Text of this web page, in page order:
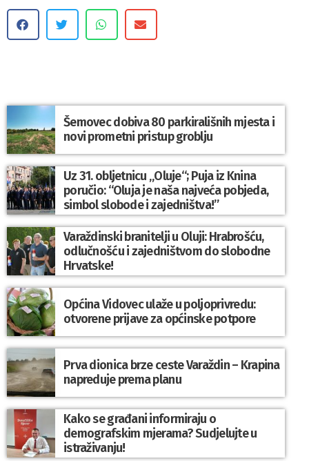
Šemovec dobiva 80 parkirališnih mjesta i
novi prometni pristup groblju
Uz 31. obljetnicu „Oluje“; Puja iz Knina
poručio: “Oluja je naša najveća pobjeda,
simbol slobode i zajedništva!”
Varaždinski branitelji u Oluji: Hrabrošću,
odlučnošću i zajedništvom do slobodne
Hrvatske!
Općina Vidovec ulaže u poljoprivredu:
otvorene prijave za općinske potpore
Prva dionica brze ceste Varaždin – Krapina
napreduje prema planu
Kako se građani informiraju o
demografskim mjerama? Sudjelujte u
istraživanju!